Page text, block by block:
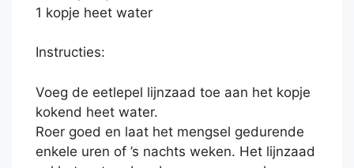
1 kopje heet water
Instructies:
Voeg de eetlepel lijnzaad toe aan het kopje
kokend heet water.
Roer goed en laat het mengsel gedurende
enkele uren of ’s nachts weken. Het lijnzaad